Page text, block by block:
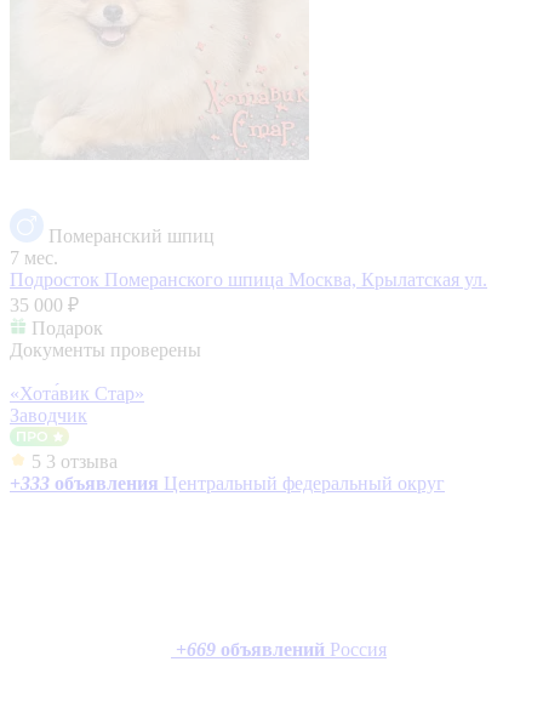
Померанский шпиц
7 мес.
Подросток Померанского шпица Москва, Крылатская ул.
35 000 ₽
Подарок
Документы проверены
«Хота́вик Стар»
Заводчик
5 3 отзыва
+333 объявления Центральный федеральный округ
+669 объявлений Россия